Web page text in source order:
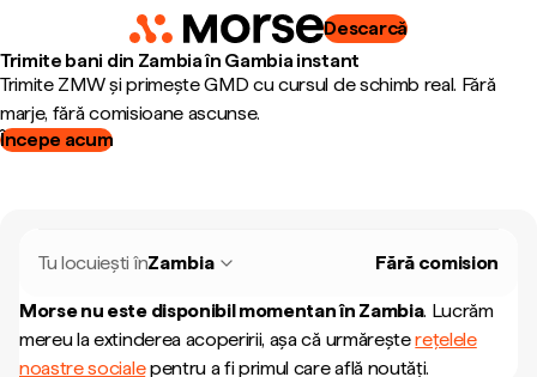
Descarcă
Trimite bani din Zambia în Gambia instant
Trimite ZMW și primește GMD cu cursul de schimb real. Fără
marje, fără comisioane ascunse.
Începe acum
Tu locuiești înZambia Fără comision
Morse nu este disponibil momentan în Zambia. Lucrăm
mereu la extinderea acoperirii, așa că urmăreșterețelele
noastre socialepentru a fi primul care află noutăți.